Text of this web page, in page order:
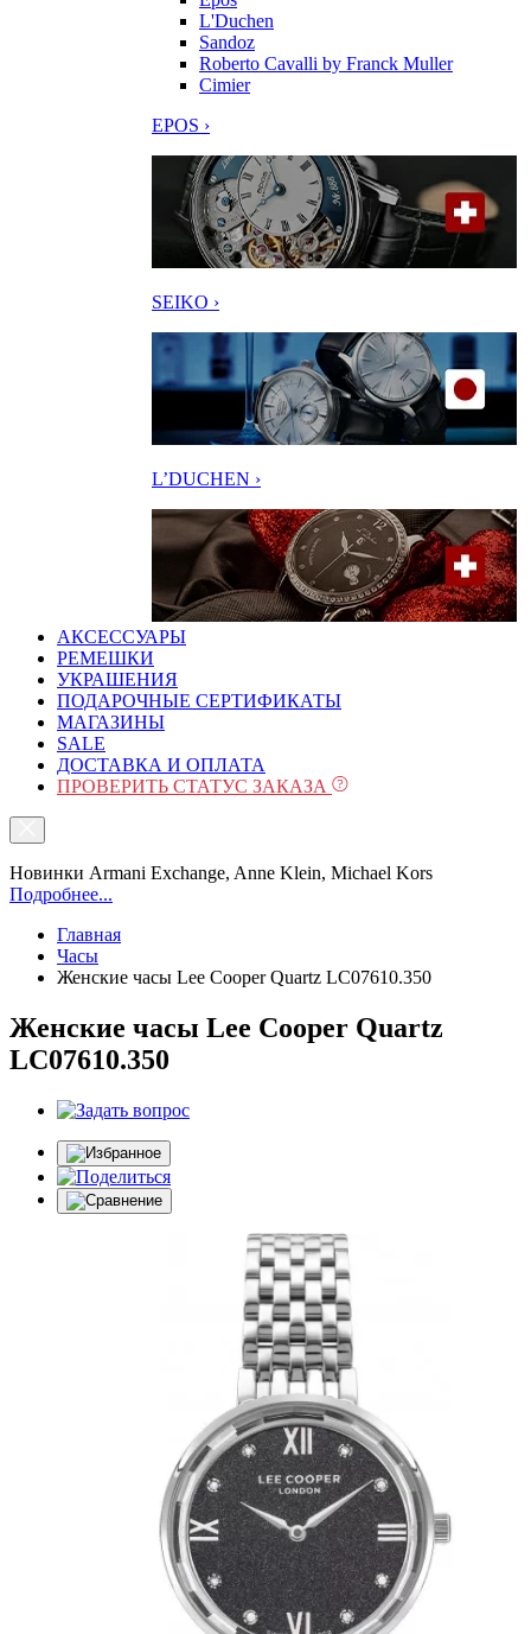
L'Duchen
Sandoz
Roberto Cavalli by Franck Muller
Cimier
EPOS ›
SEIKO ›
L’DUCHEN ›
АКСЕССУАРЫ
РЕМЕШКИ
УКРАШЕНИЯ
ПОДАРОЧНЫЕ СЕРТИФИКАТЫ
МАГАЗИНЫ
SALE
ДОСТАВКА И ОПЛАТА
ПРОВЕРИТЬ СТАТУС ЗАКАЗА
Новинки Armani Exchange, Anne Klein, Michael Kors
Подробнее...
Главная
Часы
Женские часы Lee Cooper Quartz LC07610.350
Женские часы Lee Cooper Quartz
LC07610.350